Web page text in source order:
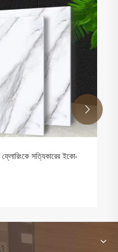
ফ্লোরিং সহযোগিতার জন্য
